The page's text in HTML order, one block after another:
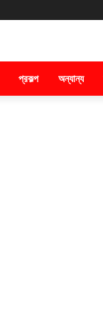
প্রকল্প অন্যান্য